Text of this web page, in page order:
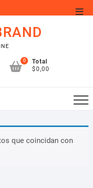
0
Total
$0,00
que coincidan con